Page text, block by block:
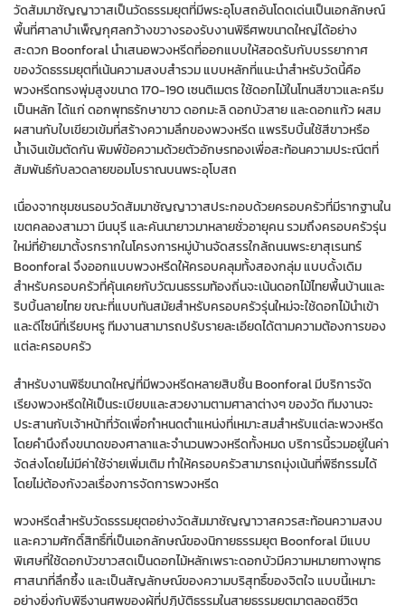
วัดสัมมาชัญญาวาสเป็นวัดธรรมยุตที่มีพระอุโบสถอันโดดเด่นเป็นเอกลักษณ์
พื้นที่ศาลาบำเพ็ญกุศลกว้างขวางรองรับงานพิธีศพขนาดใหญ่ได้อย่าง
สะดวก Boonforal นำเสนอพวงหรีดที่ออกแบบให้สอดรับกับบรรยากาศ
ของวัดธรรมยุตที่เน้นความสงบสำรวม แบบหลักที่แนะนำสำหรับวัดนี้คือ
พวงหรีดทรงพุ่มสูงขนาด 170-190 เซนติเมตร ใช้ดอกไม้ในโทนสีขาวและครีม
เป็นหลัก ได้แก่ ดอกพุทธรักษาขาว ดอกมะลิ ดอกบัวสาย และดอกแก้ว ผสม
ผสานกับใบเขียวเข้มที่สร้างความลึกของพวงหรีด แพรริบบิ้นใช้สีขาวหรือ
น้ำเงินเข้มตัดกัน พิมพ์ข้อความด้วยตัวอักษรทองเพื่อสะท้อนความประณีตที่
สัมพันธ์กับลวดลายขอมโบราณบนพระอุโบสถ
เนื่องจากชุมชนรอบวัดสัมมาชัญญาวาสประกอบด้วยครอบครัวที่มีรากฐานใน
เขตคลองสามวา มีนบุรี และคันนายาวมาหลายชั่วอายุคน รวมถึงครอบครัวรุ่น
ใหม่ที่ย้ายมาตั้งรกรากในโครงการหมู่บ้านจัดสรรใกล้ถนนพระยาสุเรนทร์
Boonforal จึงออกแบบพวงหรีดให้ครอบคลุมทั้งสองกลุ่ม แบบดั้งเดิม
สำหรับครอบครัวที่คุ้นเคยกับวัฒนธรรมท้องถิ่นจะเน้นดอกไม้ไทยพื้นบ้านและ
ริบบิ้นลายไทย ขณะที่แบบทันสมัยสำหรับครอบครัวรุ่นใหม่จะใช้ดอกไม้นำเข้า
และดีไซน์ที่เรียบหรู ทีมงานสามารถปรับรายละเอียดได้ตามความต้องการของ
แต่ละครอบครัว
สำหรับงานพิธีขนาดใหญ่ที่มีพวงหรีดหลายสิบชิ้น Boonforal มีบริการจัด
เรียงพวงหรีดให้เป็นระเบียบและสวยงามตามศาลาต่างๆ ของวัด ทีมงานจะ
ประสานกับเจ้าหน้าที่วัดเพื่อกำหนดตำแหน่งที่เหมาะสมสำหรับแต่ละพวงหรีด
โดยคำนึงถึงขนาดของศาลาและจำนวนพวงหรีดทั้งหมด บริการนี้รวมอยู่ในค่า
จัดส่งโดยไม่มีค่าใช้จ่ายเพิ่มเติม ทำให้ครอบครัวสามารถมุ่งเน้นที่พิธีกรรมได้
โดยไม่ต้องกังวลเรื่องการจัดการพวงหรีด
พวงหรีดสำหรับวัดธรรมยุตอย่างวัดสัมมาชัญญาวาสควรสะท้อนความสงบ
และความศักดิ์สิทธิ์ที่เป็นเอกลักษณ์ของนิกายธรรมยุต Boonforal มีแบบ
พิเศษที่ใช้ดอกบัวขาวสดเป็นดอกไม้หลักเพราะดอกบัวมีความหมายทางพุทธ
ศาสนาที่ลึกซึ้ง และเป็นสัญลักษณ์ของความบริสุทธิ์ของจิตใจ แบบนี้เหมาะ
อย่างยิ่งกับพิธีงานศพของผู้ที่ปฏิบัติธรรมในสายธรรมยุตมาตลอดชีวิต